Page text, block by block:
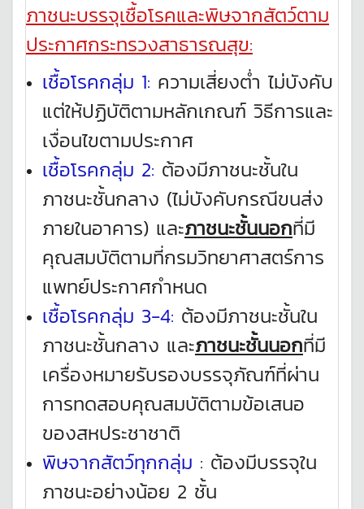
ภาชนะบรรจุเชื้อโรคและพิษจากสัตว์ตาม
ประกาศกระทรวงสาธารณสุข:
เชื้อโรคกลุ่ม 1: ความเสี่ยงต่ำ ไม่บังคับ
แต่ให้ปฏิบัติตามหลักเกณฑ์ วิธีการและ
เงื่อนไขตามประกาศ
เชื้อโรคกลุ่ม 2: ต้องมีภาชนะชั้นใน
ภาชนะชั้นกลาง (ไม่บังคับกรณีขนส่ง
ภายในอาคาร) และภาชนะชั้นนอกที่มี
คุณสมบัติตามที่กรมวิทยาศาสตร์การ
แพทย์ประกาศกำหนด
เชื้อโรคกลุ่ม 3-4: ต้องมีภาชนะชั้นใน
ภาชนะชั้นกลาง และภาชนะชั้นนอกที่มี
เครื่องหมายรับรองบรรจุภัณฑ์ที่ผ่าน
การทดสอบคุณสมบัติตามข้อเสนอ
ของสหประชาชาติ
พิษจากสัตว์ทุกกลุ่ม : ต้องมีบรรจุใน
ภาชนะอย่างน้อย 2 ชั้น